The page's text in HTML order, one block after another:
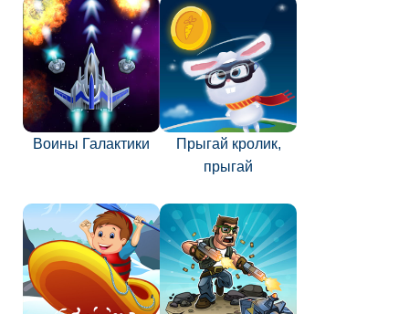
Воины Галактики
Прыгай кролик,
прыгай